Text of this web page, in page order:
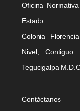
Oficina
Estado
Colonia
Nivel, Contiguo
Tegucigalpa M.D.C.
Contáctanos